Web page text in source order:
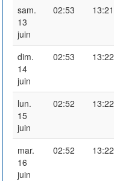
sam.
13
juin
02:53 13:21
dim.
14
juin
02:53 13:22
lun.
15
juin
02:52 13:22
mar.
16
juin
02:52 13:22